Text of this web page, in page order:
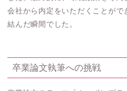
会社から内定をいただくことがで
結んだ瞬間でした。
卒業論文執筆への挑戦